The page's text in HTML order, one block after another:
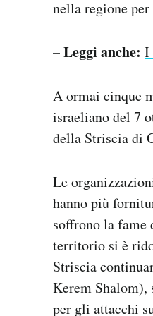
nella regione
– Leggi anche: I
A ormai cinque
israeliano del 7
della Striscia di
Le
hanno più
soffrono la
territorio si è
Striscia
Kerem Shalom),
per gli attacchi